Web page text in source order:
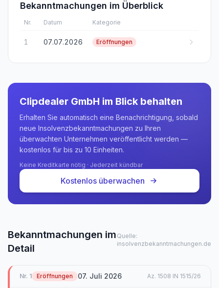
Bekanntmachungen im Überblick
Nr. Datum Kategorie
1 07.07.2026 Eröffnungen
Clipdealer GmbH im Blick behalten
Erhalten Sie automatisch eine Benachrichtigung, sobald
neue Insolvenzbekanntmachungen zu Ihren
überwachten Unternehmen veröffentlicht werden —
kostenlos für bis zu 10 Einheiten.
Keine Kreditkarte nötig · Jederzeit kündbar
Kostenlos überwachen
Bekanntmachungen im
Detail
Quelle:
insolvenzbekanntmachungen.de
Nr. 1 Eröffnungen 07. Juli 2026 Az. 1508 IN 1515/26